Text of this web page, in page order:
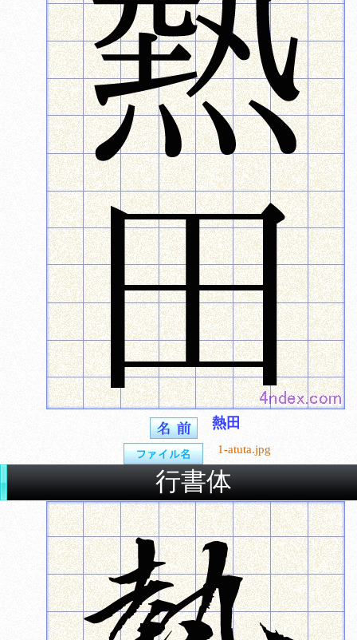
熱田
1-atuta.jpg
行書体